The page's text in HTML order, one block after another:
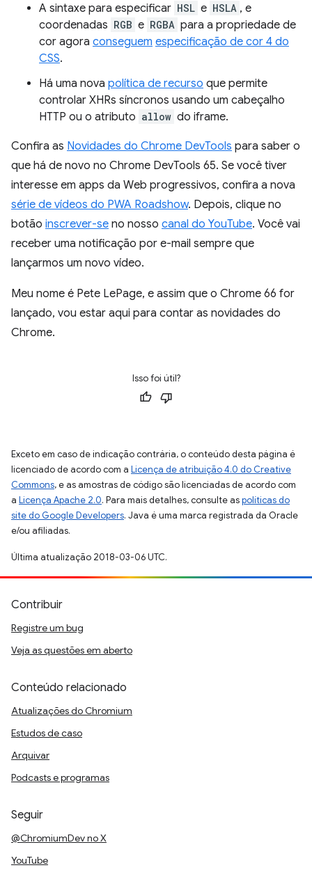
A sintaxe para especificar HSL e HSLA , e
coordenadas RGB e RGBA para a propriedade de
cor agora conseguem especificação de cor 4 do
CSS.
Há uma nova política de recurso que permite
controlar XHRs síncronos usando um cabeçalho
HTTP ou o atributo allow do iframe.
Confira as Novidades do Chrome DevTools para saber o
que há de novo no Chrome DevTools 65. Se você tiver
interesse em apps da Web progressivos, confira a nova
série de vídeos do PWA Roadshow. Depois, clique no
botão inscrever-se no nosso canal do YouTube. Você vai
receber uma notificação por e-mail sempre que
lançarmos um novo vídeo.
Meu nome é Pete LePage, e assim que o Chrome 66 for
lançado, vou estar aqui para contar as novidades do
Chrome.
Isso foi útil?
Exceto em caso de indicação contrária, o conteúdo desta página é
licenciado de acordo com a Licença de atribuição 4.0 do Creative
Commons, e as amostras de código são licenciadas de acordo com
a Licença Apache 2.0. Para mais detalhes, consulte aspolíticas do
site do Google Developers. Java é uma marca registrada da Oracle
e/ou afiliadas.
Última atualização 2018-03-06 UTC.
Contribuir
Registre um bug
Veja as questões em aberto
Conteúdo relacionado
Atualizações do Chromium
Estudos de caso
Arquivar
Podcasts e programas
Seguir
@ChromiumDev no X
YouTube